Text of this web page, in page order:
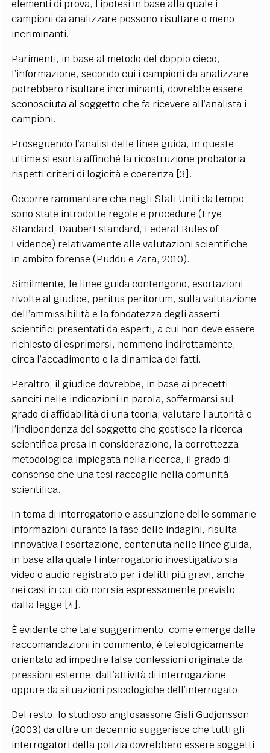
elementi di prova, l’ipotesi in base alla quale i
campioni da analizzare possono risultare o meno
incriminanti.
Parimenti, in base al metodo del doppio cieco,
l’informazione, secondo cui i campioni da analizzare
potrebbero risultare incriminanti, dovrebbe essere
sconosciuta al soggetto che fa ricevere all’analista i
campioni.
Proseguendo l’analisi delle linee guida, in queste
ultime si esorta affinché la ricostruzione probatoria
rispetti criteri di logicità e coerenza [3].
Occorre rammentare che negli Stati Uniti da tempo
sono state introdotte regole e procedure (Frye
Standard, Daubert standard, Federal Rules of
Evidence) relativamente alle valutazioni scientifiche
in ambito forense (Puddu e Zara, 2010).
Similmente, le linee guida contengono, esortazioni
rivolte al giudice, peritus peritorum, sulla valutazione
dell’ammissibilità e la fondatezza degli asserti
scientifici presentati da esperti, a cui non deve essere
richiesto di esprimersi, nemmeno indirettamente,
circa l’accadimento e la dinamica dei fatti.
Peraltro, il giudice dovrebbe, in base ai precetti
sanciti nelle indicazioni in parola, soffermarsi sul
grado di affidabilità di una teoria, valutare l’autorità e
l’indipendenza del soggetto che gestisce la ricerca
scientifica presa in considerazione, la correttezza
metodologica impiegata nella ricerca, il grado di
consenso che una tesi raccoglie nella comunità
scientifica.
In tema di interrogatorio e assunzione delle sommarie
informazioni durante la fase delle indagini, risulta
innovativa l’esortazione, contenuta nelle linee guida,
in base alla quale l’interrogatorio investigativo sia
video o audio registrato per i delitti più gravi, anche
nei casi in cui ciò non sia espressamente previsto
dalla legge [4].
È evidente che tale suggerimento, come emerge dalle
raccomandazioni in commento, è teleologicamente
orientato ad impedire false confessioni originate da
pressioni esterne, dall’attività di interrogazione
oppure da situazioni psicologiche dell’interrogato.
Del resto, lo studioso anglosassone Gisli Gudjonsson
(2003) da oltre un decennio suggerisce che tutti gli
interrogatori della polizia dovrebbero essere soggetti